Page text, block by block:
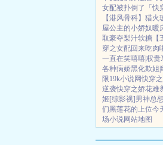
女配被扑倒了「快
【港风骨科】猎火
屋公主的小娇奴暖
取豪夺梨汁软糖
穿之女配回来吃肉
一直在笑嘻嘻|权贵
各种病娇黑化欺姐|
限19k小说网快穿
逆袭快穿之娇花难
姬[综影视]男神总
们黑莲花的上位今
场小说网站地图